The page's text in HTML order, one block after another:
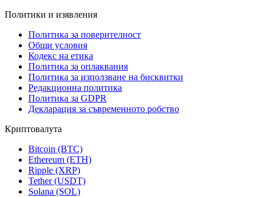
Политики и изявления
Политика за поверителност
Общи условия
Кодекс на етика
Политика за оплаквания
Политика за използване на бисквитки
Редакционна политика
Политика за GDPR
Декларация за съвременното робство
Криптовалута
Bitcoin (BTC)
Ethereum (ETH)
Ripple (XRP)
Tether (USDT)
Solana (SOL)